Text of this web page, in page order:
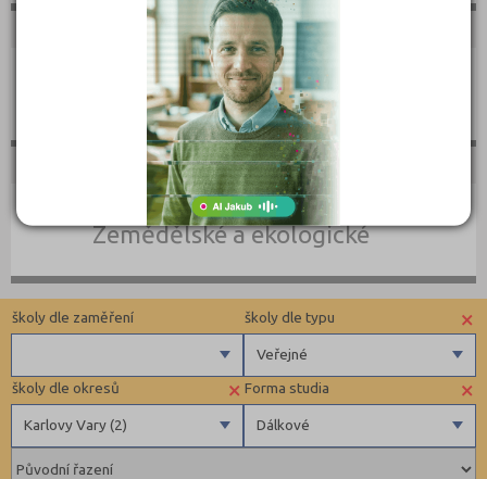
Umělecké
Zemědělské a ekologické
×
Dálkové
Forma studia
×
Karlovy Vary (2)
školy dle okresů
Benešov (1)
×
Veřejné
školy dle typu
Veřejné
školy dle zaměření
Zdravotnické
Ekonomické
Pedagogické